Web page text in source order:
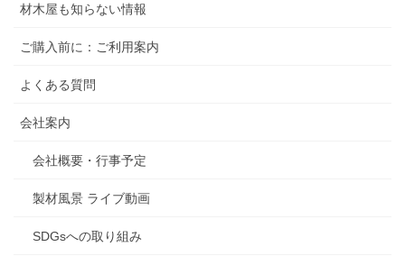
材木屋も知らない情報
ご購入前に：ご利用案内
よくある質問
会社案内
会社概要・行事予定
製材風景 ライブ動画
SDGsへの取り組み